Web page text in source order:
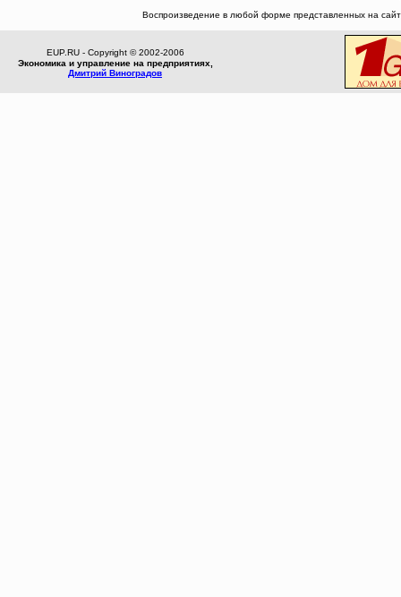
Воспроизведение в любой форме представленных на
EUP.RU - Copyright © 2002-2006
Экономика и управление на предприятиях,
Дмитрий Виноградов